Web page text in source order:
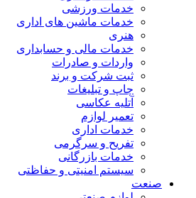
خدمات ورزشی
خدمات ماشین های اداری
هنری
خدمات مالی و حسابداری
واردات و صادرات
ثبت شرکت و برند
چاپ و تبلیغات
آتلیه عکاسی
تعمیر لوازم
خدمات اداری
تفریح و سرگرمی
خدمات بازرگانی
سیستم امنیتی و حفاظتی
صنعت